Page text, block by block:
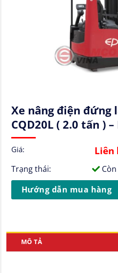
Xe nâng điện đứng
CQD20L ( 2.0 tấn )
Giá: Liên
Trạng thái:
Còn
Hướng dẫn mua hàng
MÔ TẢ